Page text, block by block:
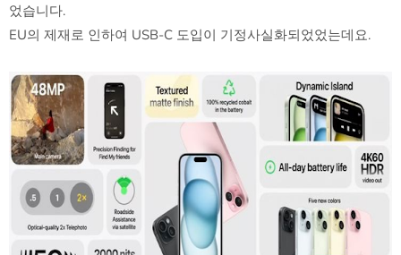
었습니다.
EU의 제재로 인하여 USB-C 도입이 기정사실화되었었는데요.